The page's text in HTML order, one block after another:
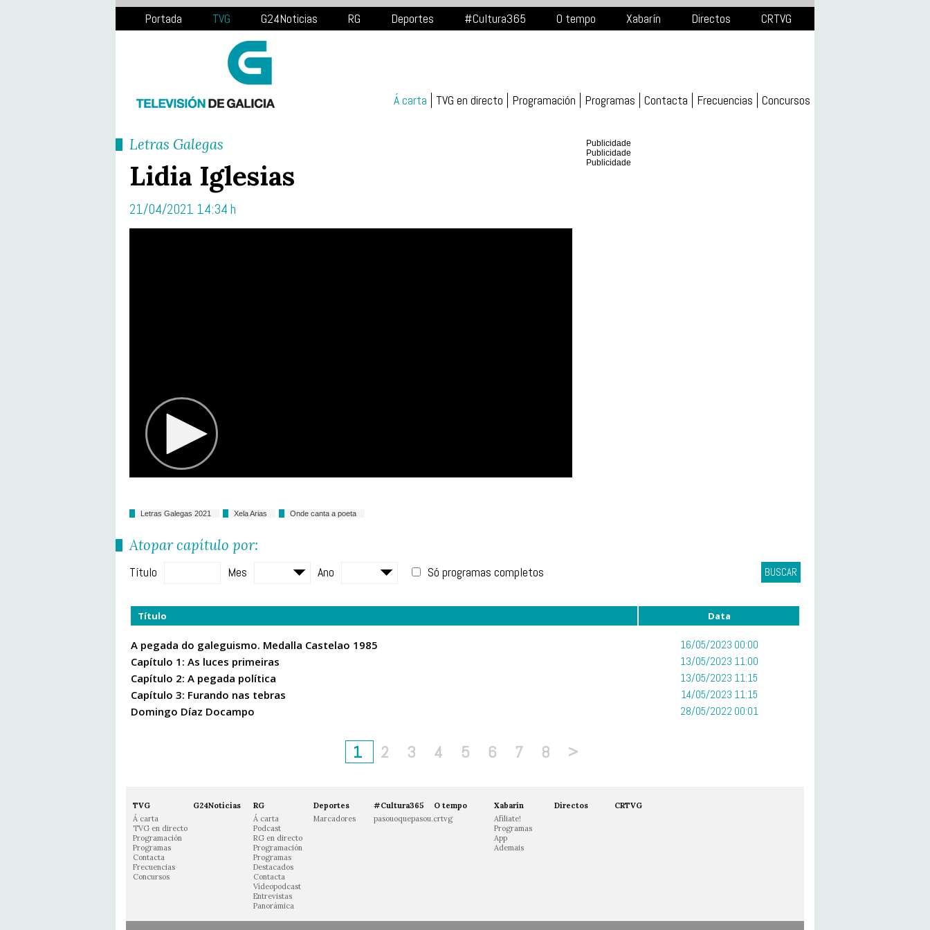
Portada TVG G24Noticias RG Deportes #Cultura365 O tempo Xabarín Directos CRTVG
Á carta TVG en directo Programación Programas Contacta Frecuencias Concursos
Letras Galegas
Lidia Iglesias
21/04/2021 14:34 h
Letras Galegas 2021 Xela Arias Onde canta a poeta
Publicidade
Publicidade
Publicidade
Atopar capítulo por:
Título Mes Ano Só programas completos BUSCAR
Título Data
A pegada do galeguismo. Medalla Castelao 1985 16/05/2023 00:00
Capítulo 1: As luces primeiras 13/05/2023 11:00
Capítulo 2: A pegada política 13/05/2023 11:15
Capítulo 3: Furando nas tebras 14/05/2023 11:15
Domingo Díaz Docampo 28/05/2022 00:01
1 2 3 4 5 6 7 8 >
TVG
Á carta
TVG en directo
Programación
Programas
Contacta
Frecuencias
Concursos
G24Noticias
RG
Á carta
Podcast
RG en directo
Programación
Programas
Destacados
Contacta
Vídeopodcast
Entrevistas
Panorámica
Deportes
Marcadores
#Cultura365
pasouoquepasou.crtvg
O tempo
Xabarín
Afíliate!
Programas
App
Ademais
Directos CRTVG